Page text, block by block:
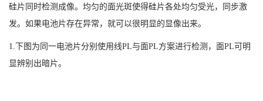
硅片同时检测成像。均匀的面光斑使得硅片各处均匀受光，同步激
发。如果电池片存在异常，就可以很明显的显像出来。
1.下图为同一电池片分别使用线PL与面PL方案进行检测，面PL可明
显辨别出暗片。